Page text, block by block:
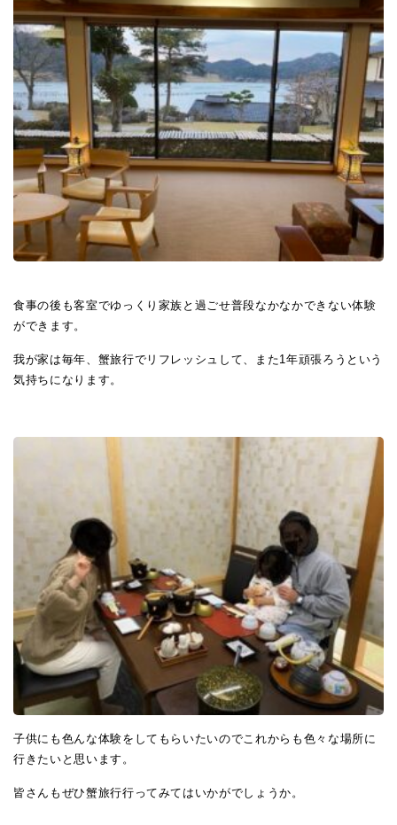
食事の後も客室でゆっくり家族と過ごせ普段なかなかできない体験
ができます。
我が家は毎年、蟹旅行でリフレッシュして、また1年頑張ろうという
気持ちになります。
子供にも色んな体験をしてもらいたいのでこれからも色々な場所に
行きたいと思います。
皆さんもぜひ蟹旅行行ってみてはいかがでしょうか。